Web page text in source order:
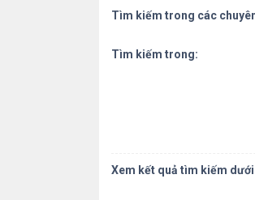
Tìm kiếm trong các
Tìm kiếm trong:
Xem kết quả tìm kiếm